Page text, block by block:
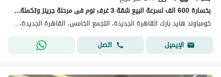
بخسارة 600 الف لسرعة البيع شقة 3 غرف نوم فى مرحلة جرينز وتكملة اقساط مريحة للبيع فى كمبوند هايد بارك التجمع الخامس Greens Hyde Park New Cairo
كومباوند هايد بارك القاهرة الجديدة، التجمع الخامس، القاهرة الجديدة، القاهرة
الإيميل
اتصل